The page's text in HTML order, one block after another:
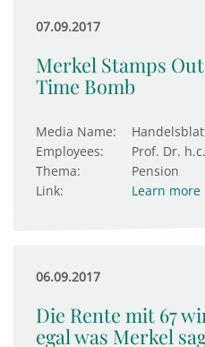
07.09.2017
Merkel Stamps
Time Bomb
Media Name:
Employees:
Prof. Dr.
Thema:
Pension
Link:
Learn more
06.09.2017
Die Rente mit 67
egal was Merkel